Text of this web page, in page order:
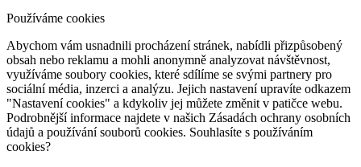
Používáme cookies
Abychom vám usnadnili procházení stránek, nabídli přizpůsobený
obsah nebo reklamu a mohli anonymně analyzovat návštěvnost,
využíváme soubory cookies, které sdílíme se svými partnery pro
sociální média, inzerci a analýzu. Jejich nastavení upravíte odkazem
"Nastavení cookies" a kdykoliv jej můžete změnit v patičce webu.
Podrobnější informace najdete v našich Zásadách ochrany osobních
údajů a používání souborů cookies. Souhlasíte s používáním
cookies?